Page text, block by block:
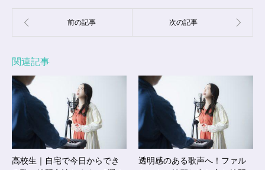
関連記事
高校生｜自宅で今日からでき
透明感のある歌声へ！ファル